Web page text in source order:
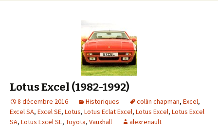
Lotus Excel (1982-1992)
8 décembre 2016 Historiques collin chapman, Excel,
Excel SA, Excel SE, Lotus, Lotus Eclat Excel, Lotus Excel, Lotus Excel
SA, Lotus Excel SE, Toyota, Vauxhall alexrenault